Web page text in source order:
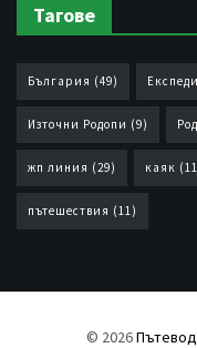
Тагове
България (49)
Източни Родопи (9)
жп линия (29) каяк
пътешествия (11)
© 2026